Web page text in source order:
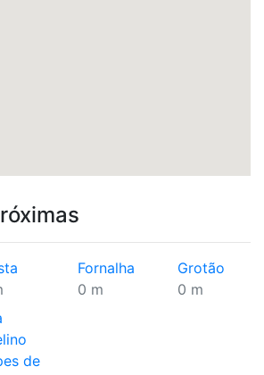
Fornalha
0 m
Grotão
0 m
de